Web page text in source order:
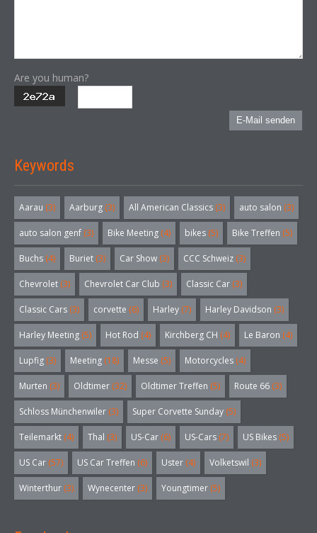
Are you human?
E-Mail senden
Keywords
Aarau (3) Aarburg (3) All American Classics (3) auto salon (3)
auto salon genf (3) Bike Meeting (4) bikes (5) Bike Treffen (5)
Buchs (4) Buriet (3) Car Show (3) CCC Schweiz (3)
Chevrolet (3) Chevrolet Car Club (3) Classic Car (3)
Classic Cars (3) corvette (6) Harley (7) Harley Davidson (3)
Harley Meeting (5) Hot Rod (4) Kirchberg CH (4) Le Baron (4)
Lupfig (3) Meeting (18) Messe (5) Motorcycles (4)
Murten (3) Oldtimer (32) Oldtimer Treffen (5) Route 66 (3)
Schloss Münchenwiler (3) Super Corvette Sunday (5)
Teilemarkt (4) Thal (3) US-Car (6) US-Cars (7) US Bikes (5)
US Car (57) US Car Treffen (6) Uster (4) Volketswil (3)
Winterthur (3) Wynecenter (3) Youngtimer (5)